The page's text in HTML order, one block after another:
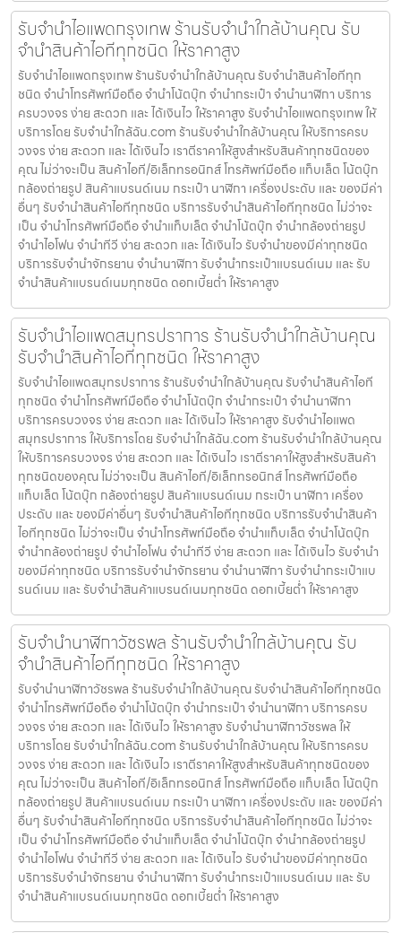
รับจำนำไอแพดกรุงเทพ ร้านรับจำนำใกล้บ้านคุณ รับ
จำนำสินค้าไอทีทุกชนิด ให้ราคาสูง
รับจำนำไอแพดกรุงเทพ ร้านรับจำนำใกล้บ้านคุณ รับจำนำสินค้าไอทีทุก
ชนิด จำนำโทรศัพท์มือถือ จำนำโน้ตบุ๊ก จำนำกระเป๋า จำนำนาฬิกา บริการ
ครบวงจร ง่าย สะดวก และ ได้เงินไว ให้ราคาสูง รับจำนำไอแพดกรุงเทพ ให้
บริการโดย รับจํานําใกล้ฉัน.com ร้านรับจำนำใกล้บ้านคุณ ให้บริการครบ
วงจร ง่าย สะดวก และ ได้เงินไว เราตีราคาให้สูงสำหรับสินค้าทุกชนิดของ
คุณ ไม่ว่าจะเป็น สินค้าไอที/อิเล็กทรอนิกส์ โทรศัพท์มือถือ แท็บเล็ต โน้ตบุ๊ก
กล้องถ่ายรูป สินค้าแบรนด์เนม กระเป๋า นาฬิกา เครื่องประดับ และ ของมีค่า
อื่นๆ รับจำนำสินค้าไอทีทุกชนิด บริการรับจำนำสินค้าไอทีทุกชนิด ไม่ว่าจะ
เป็น จำนำโทรศัพท์มือถือ จำนำแท็บเล็ต จำนำโน้ตบุ๊ก จำนำกล้องถ่ายรูป
จำนำไอโฟน จำนำทีวี ง่าย สะดวก และ ได้เงินไว รับจำนำของมีค่าทุกชนิด
บริการรับจำนำจักรยาน จำนำนาฬิกา รับจำนำกระเป๋าแบรนด์เนม และ รับ
จำนำสินค้าแบรนด์เนมทุกชนิด ดอกเบี้ยต่ำ ให้ราคาสูง
รับจำนำไอแพดสมุทรปราการ ร้านรับจำนำใกล้บ้านคุณ
รับจำนำสินค้าไอทีทุกชนิด ให้ราคาสูง
รับจำนำไอแพดสมุทรปราการ ร้านรับจำนำใกล้บ้านคุณ รับจำนำสินค้าไอที
ทุกชนิด จำนำโทรศัพท์มือถือ จำนำโน้ตบุ๊ก จำนำกระเป๋า จำนำนาฬิกา
บริการครบวงจร ง่าย สะดวก และ ได้เงินไว ให้ราคาสูง รับจำนำไอแพด
สมุทรปราการ ให้บริการโดย รับจํานําใกล้ฉัน.com ร้านรับจำนำใกล้บ้านคุณ
ให้บริการครบวงจร ง่าย สะดวก และ ได้เงินไว เราตีราคาให้สูงสำหรับสินค้า
ทุกชนิดของคุณ ไม่ว่าจะเป็น สินค้าไอที/อิเล็กทรอนิกส์ โทรศัพท์มือถือ
แท็บเล็ต โน้ตบุ๊ก กล้องถ่ายรูป สินค้าแบรนด์เนม กระเป๋า นาฬิกา เครื่อง
ประดับ และ ของมีค่าอื่นๆ รับจำนำสินค้าไอทีทุกชนิด บริการรับจำนำสินค้า
ไอทีทุกชนิด ไม่ว่าจะเป็น จำนำโทรศัพท์มือถือ จำนำแท็บเล็ต จำนำโน้ตบุ๊ก
จำนำกล้องถ่ายรูป จำนำไอโฟน จำนำทีวี ง่าย สะดวก และ ได้เงินไว รับจำนำ
ของมีค่าทุกชนิด บริการรับจำนำจักรยาน จำนำนาฬิกา รับจำนำกระเป๋าแบ
รนด์เนม และ รับจำนำสินค้าแบรนด์เนมทุกชนิด ดอกเบี้ยต่ำ ให้ราคาสูง
รับจำนำนาฬิกาวัชรพล ร้านรับจำนำใกล้บ้านคุณ รับ
จำนำสินค้าไอทีทุกชนิด ให้ราคาสูง
รับจำนำนาฬิกาวัชรพล ร้านรับจำนำใกล้บ้านคุณ รับจำนำสินค้าไอทีทุกชนิด
จำนำโทรศัพท์มือถือ จำนำโน้ตบุ๊ก จำนำกระเป๋า จำนำนาฬิกา บริการครบ
วงจร ง่าย สะดวก และ ได้เงินไว ให้ราคาสูง รับจำนำนาฬิกาวัชรพล ให้
บริการโดย รับจํานําใกล้ฉัน.com ร้านรับจำนำใกล้บ้านคุณ ให้บริการครบ
วงจร ง่าย สะดวก และ ได้เงินไว เราตีราคาให้สูงสำหรับสินค้าทุกชนิดของ
คุณ ไม่ว่าจะเป็น สินค้าไอที/อิเล็กทรอนิกส์ โทรศัพท์มือถือ แท็บเล็ต โน้ตบุ๊ก
กล้องถ่ายรูป สินค้าแบรนด์เนม กระเป๋า นาฬิกา เครื่องประดับ และ ของมีค่า
อื่นๆ รับจำนำสินค้าไอทีทุกชนิด บริการรับจำนำสินค้าไอทีทุกชนิด ไม่ว่าจะ
เป็น จำนำโทรศัพท์มือถือ จำนำแท็บเล็ต จำนำโน้ตบุ๊ก จำนำกล้องถ่ายรูป
จำนำไอโฟน จำนำทีวี ง่าย สะดวก และ ได้เงินไว รับจำนำของมีค่าทุกชนิด
บริการรับจำนำจักรยาน จำนำนาฬิกา รับจำนำกระเป๋าแบรนด์เนม และ รับ
จำนำสินค้าแบรนด์เนมทุกชนิด ดอกเบี้ยต่ำ ให้ราคาสูง